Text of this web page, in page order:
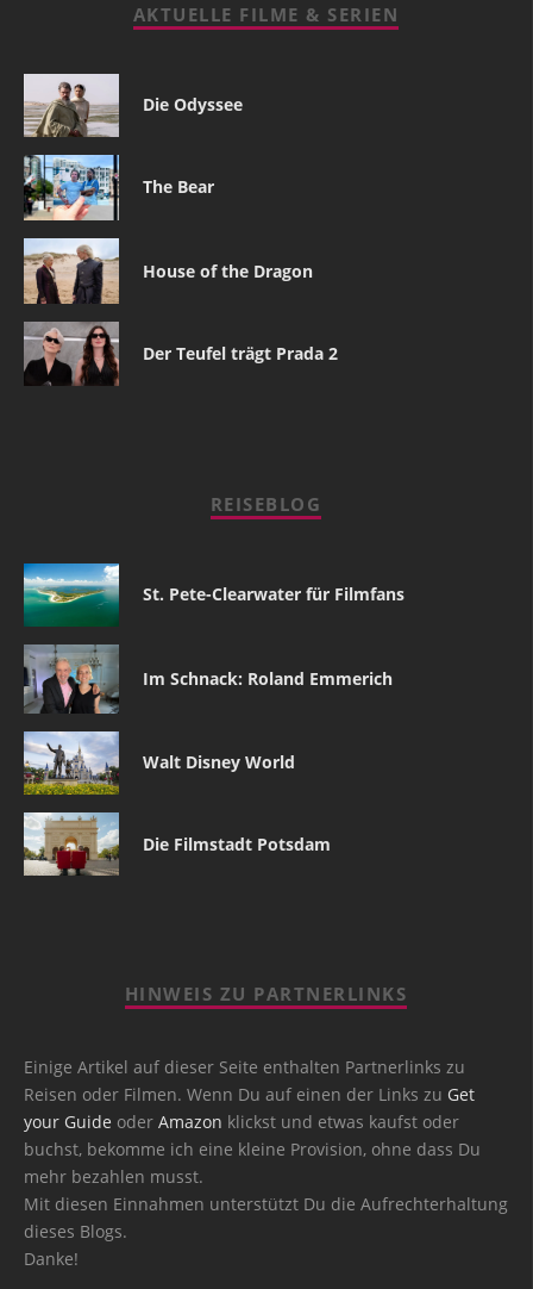
AKTUELLE FILME & SERIEN
Die Odyssee
The Bear
House of the Dragon
Der Teufel trägt Prada 2
REISEBLOG
St. Pete-Clearwater für Filmfans
Im Schnack: Roland Emmerich
Walt Disney World
Die Filmstadt Potsdam
HINWEIS ZU PARTNERLINKS
Einige Artikel auf dieser Seite enthalten Partnerlinks zu
Reisen oder Filmen. Wenn Du auf einen der Links zu Get
your Guide oder Amazon klickst und etwas kaufst oder
buchst, bekomme ich eine kleine Provision, ohne dass Du
mehr bezahlen musst.
Mit diesen Einnahmen unterstützt Du die Aufrechterhaltung
dieses Blogs.
Danke!